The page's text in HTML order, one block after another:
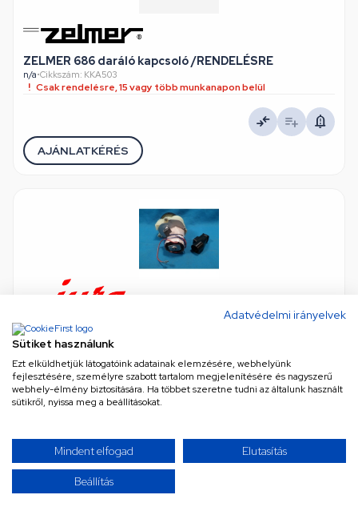
Adatvédelmi irányelvek
Sütiket használunk
Ezt elküldhetjük látogatóink adatainak elemzésére, webhelyünk
fejlesztésére, személyre szabott tartalom megjelenítésére és nagyszerű
webhely-élmény biztosítására. Ha többet szeretne tudni az általunk használt
sütikről, nyissa meg a beállításokat.
Mindent elfogad Elutasítás
Beállítás
ZELMER 686 daráló kapcsoló /RENDELÉSRE
n/a•Cikkszám: KKA503
Csak rendelésre, 15 vagy több munkanapon belül
AJÁNLATKÉRÉS
Kés darálóhoz kúpos szett (JURA, SAECO, AEG)
kávéfőző
Készleten, külső raktárban, szállítási idő 5 munkanap